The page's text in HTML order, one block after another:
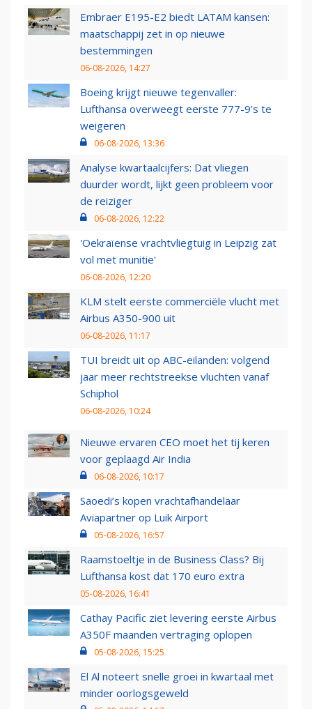
Embraer E195-E2 biedt LATAM kansen:
maatschappij zet in op nieuwe
bestemmingen
06-08-2026, 14:27
Boeing krijgt nieuwe tegenvaller:
Lufthansa overweegt eerste 777-9’s te
weigeren
06-08-2026, 13:36
Analyse kwartaalcijfers: Dat vliegen
duurder wordt, lijkt geen probleem voor
de reiziger
06-08-2026, 12:22
'Oekraïense vrachtvliegtuig in Leipzig zat
vol met munitie'
06-08-2026, 12:20
KLM stelt eerste commerciële vlucht met
Airbus A350-900 uit
06-08-2026, 11:17
TUI breidt uit op ABC-eilanden: volgend
jaar meer rechtstreekse vluchten vanaf
Schiphol
06-08-2026, 10:24
Nieuwe ervaren CEO moet het tij keren
voor geplaagd Air India
06-08-2026, 10:17
Saoedi’s kopen vrachtafhandelaar
Aviapartner op Luik Airport
05-08-2026, 16:57
Raamstoeltje in de Business Class? Bij
Lufthansa kost dat 170 euro extra
05-08-2026, 16:41
Cathay Pacific ziet levering eerste Airbus
A350F maanden vertraging oplopen
05-08-2026, 15:25
El Al noteert snelle groei in kwartaal met
minder oorlogsgeweld